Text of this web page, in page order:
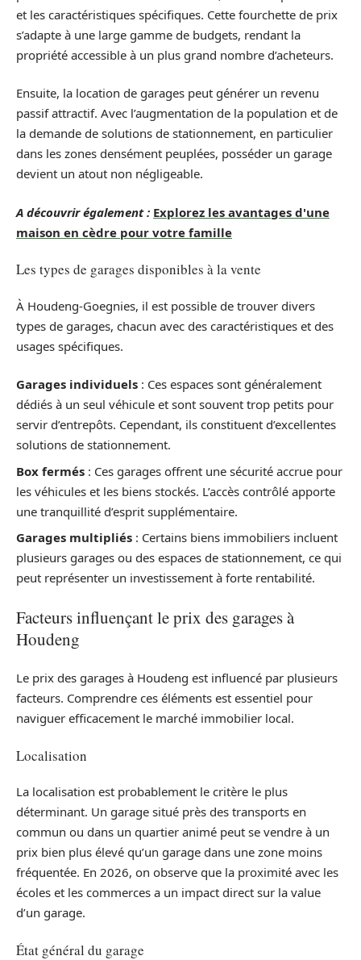
et les caractéristiques spécifiques. Cette fourchette de prix
s’adapte à une large gamme de budgets, rendant la
propriété accessible à un plus grand nombre d’acheteurs.
Ensuite, la location de garages peut générer un revenu
passif attractif. Avec l’augmentation de la population et de
la demande de solutions de stationnement, en particulier
dans les zones densément peuplées, posséder un garage
devient un atout non négligeable.
A découvrir également : Explorez les avantages d'une
maison en cèdre pour votre famille
Les types de garages disponibles à la vente
À Houdeng-Goegnies, il est possible de trouver divers
types de garages, chacun avec des caractéristiques et des
usages spécifiques.
Garages individuels : Ces espaces sont généralement
dédiés à un seul véhicule et sont souvent trop petits pour
servir d’entrepôts. Cependant, ils constituent d’excellentes
solutions de stationnement.
Box fermés : Ces garages offrent une sécurité accrue pour
les véhicules et les biens stockés. L’accès contrôlé apporte
une tranquillité d’esprit supplémentaire.
Garages multipliés : Certains biens immobiliers incluent
plusieurs garages ou des espaces de stationnement, ce qui
peut représenter un investissement à forte rentabilité.
Facteurs influençant le prix des garages à
Houdeng
Le prix des garages à Houdeng est influencé par plusieurs
facteurs. Comprendre ces éléments est essentiel pour
naviguer efficacement le marché immobilier local.
Localisation
La localisation est probablement le critère le plus
déterminant. Un garage situé près des transports en
commun ou dans un quartier animé peut se vendre à un
prix bien plus élevé qu’un garage dans une zone moins
fréquentée. En 2026, on observe que la proximité avec les
écoles et les commerces a un impact direct sur la value
d’un garage.
État général du garage